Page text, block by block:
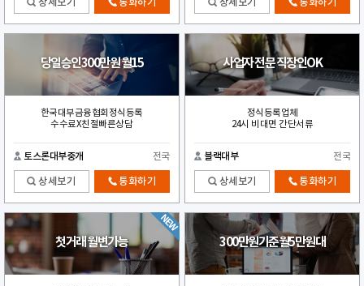
상세보기 통화하기 상세보기 통화하기
당일승인300만원 월15
한국대부금융협회정식등록
수수료X친절빠른상담
토스론대부중개 전국
상세보기 통화하기
사업자 전문 직장인OK
정식등록업체
24시 비대면 간단서류
블랙대부 전국
상세보기 통화하기
첫거래 월변가능 300만원기준월5만원대